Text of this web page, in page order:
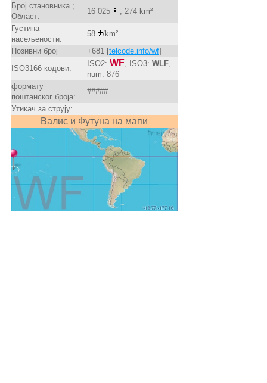
Број становника ;
Област:
16 025
; 274 km²
Густина
насељености:
58
/km²
Позивни број
+681 [telcode.info/wf]
ISO3166 кодови:
ISO2: WF, ISO3: WLF,
num: 876
формату
поштанског броја:
#####
Утикач за струју:
Валис и Футуна на мапи